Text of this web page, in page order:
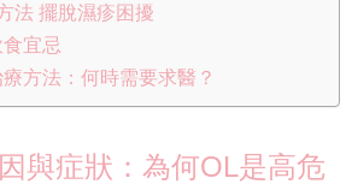
法 擺脫濕疹困擾
宜忌
方法：何時需要求醫？
與症狀：為何OL是高危